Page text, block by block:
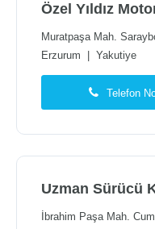
Özel Yıldız
Muratpaşa Mah.
Erzurum
Yakutiye
Telefon
Uzman Sürücü
İbrahim Paşa Mah.